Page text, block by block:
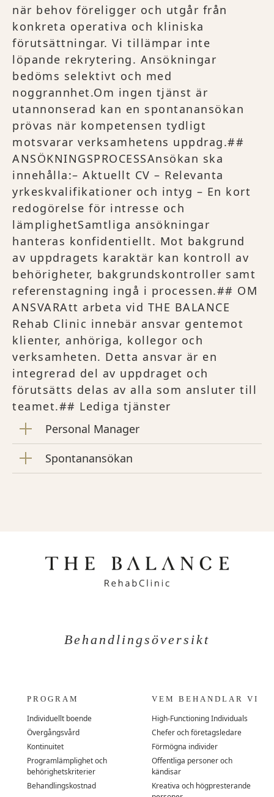
när behov föreligger och utgår från
konkreta operativa och kliniska
förutsättningar. Vi tillämpar inte
löpande rekrytering. Ansökningar
bedöms selektivt och med
noggrannhet.Om ingen tjänst är
utannonserad kan en spontanansökan
prövas när kompetensen tydligt
motsvarar verksamhetens uppdrag.##
ANSÖKNINGSPROCESSAnsökan ska
innehålla:– Aktuellt CV – Relevanta
yrkeskvalifikationer och intyg – En kort
redogörelse för intresse och
lämplighetSamtliga ansökningar
hanteras konfidentiellt. Mot bakgrund
av uppdragets karaktär kan kontroll av
behörigheter, bakgrundskontroller samt
referenstagning ingå i processen.## OM
ANSVARAtt arbeta vid THE BALANCE
Rehab Clinic innebär ansvar gentemot
klienter, anhöriga, kollegor och
verksamheten. Detta ansvar är en
integrerad del av uppdraget och
förutsätts delas av alla som ansluter till
teamet.## Lediga tjänster
Personal Manager
Spontanansökan
Behandlingsöversikt
PROGRAM
Individuellt boende
Övergångsvård
Kontinuitet
Programlämplighet och
behörighetskriterier
Behandlingskostnad
VEM BEHANDLAR VI
High-Functioning Individuals
Chefer och företagsledare
Förmögna individer
Offentliga personer och
kändisar
Kreativa och högpresterande